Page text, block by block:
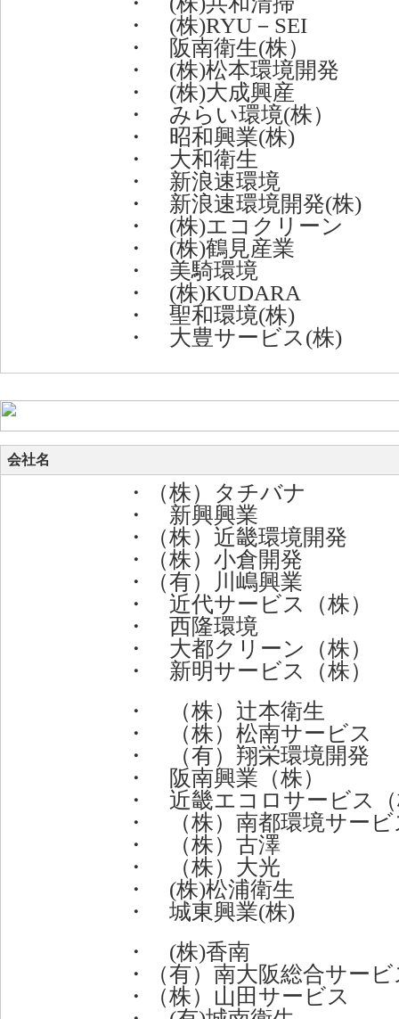
・ (株)RYU－SEI
・ 阪南衛生(株）
・ (株)松本環境開発
・ (株)大成興産
・ みらい環境(株）
・ 昭和興業(株)
・ 大和衛生
・ 新浪速環境
・ 新浪速環境開発(株)
・ (株)エコクリーン
・ (株)鶴見産業
・ 美騎環境
・ (株)KUDARA
・ 聖和環境(株)
・ 大豊サービス(株)
会社名
・（株）タチバナ
・ 新興興業
・（株）近畿環境開発
・（株）小倉開発
・（有）川嶋興業
・ 近代サービス（株）
・ 西隆環境
・ 大都クリーン（株）
・ 新明サービス（株）
・ （株）辻本衛生
・ （株）松南サービス
・ （有）翔栄環境開発
・ 阪南興業（株）
・ 近畿エコロサービス
・ （株）南都環境サービ
・ （株）古澤
・ （株）大光
・ (株)松浦衛生
・ 城東興業(株)
・ (株)香南
・（有）南大阪総合サー
・（株）山田サービス